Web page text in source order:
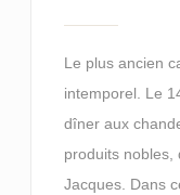
Le plus ancien
intemporel. Le
dîner aux
produits nobles,
Jacques. Dans